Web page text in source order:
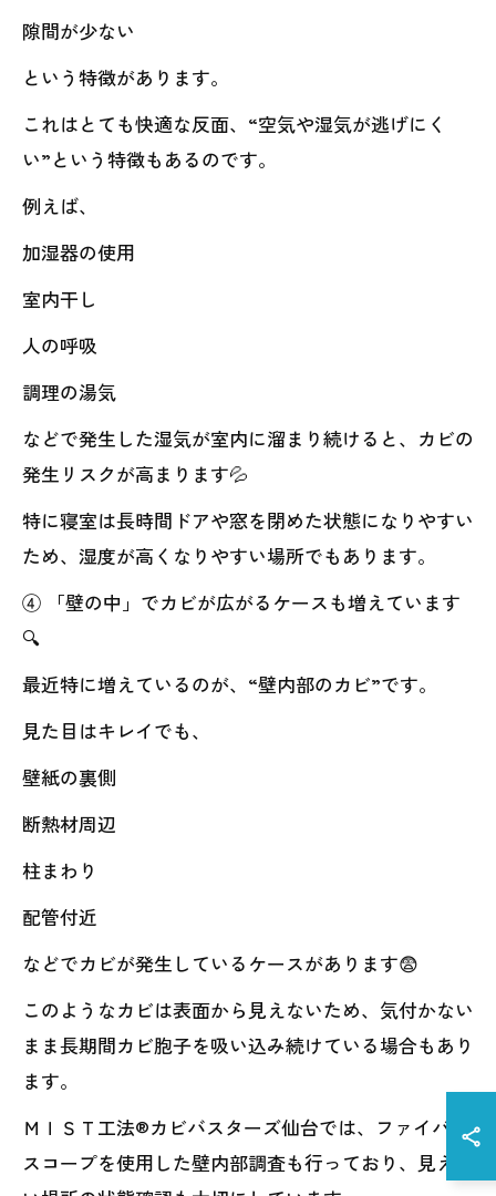
隙間が少ない
という特徴があります。
これはとても快適な反面、“空気や湿気が逃げにく
い”という特徴もあるのです。
例えば、
加湿器の使用
室内干し
人の呼吸
調理の湯気
などで発生した湿気が室内に溜まり続けると、カビの
発生リスクが高まります💦
特に寝室は長時間ドアや窓を閉めた状態になりやすい
ため、湿度が高くなりやすい場所でもあります。
④ 「壁の中」でカビが広がるケースも増えています
🔍
最近特に増えているのが、“壁内部のカビ”です。
見た目はキレイでも、
壁紙の裏側
断熱材周辺
柱まわり
配管付近
などでカビが発生しているケースがあります😨
このようなカビは表面から見えないため、気付かない
まま長期間カビ胞子を吸い込み続けている場合もあり
ます。
ＭＩＳＴ工法®カビバスターズ仙台では、ファイバー
スコープを使用した壁内部調査も行っており、見えな